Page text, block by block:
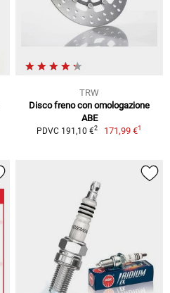
TRW
Disco freno con omologazione
ABE
PDVC 191,10 €2 171,99 €1